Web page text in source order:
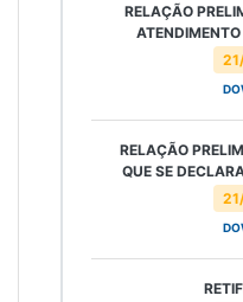
RELAÇÃO
ATENDIMENTO
RELAÇÃO
QUE SE